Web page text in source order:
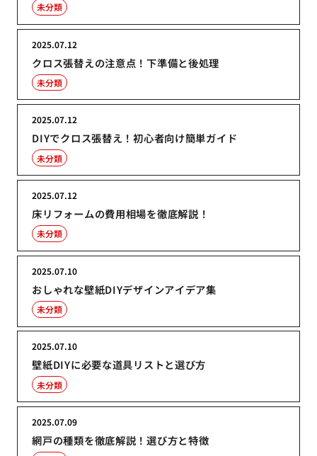
未分類
クロス張替えの注意点！下準備と後処理
2025.07.12
未分類
DIYでクロス張替え！初心者向け簡単ガイド
2025.07.12
未分類
床リフォームの費用相場を徹底解説！
2025.07.12
未分類
おしゃれな壁紙DIYデザインアイデア集
2025.07.10
未分類
壁紙DIYに必要な道具リストと選び方
2025.07.10
未分類
網戸の種類を徹底解説！選び方と特徴
2025.07.09